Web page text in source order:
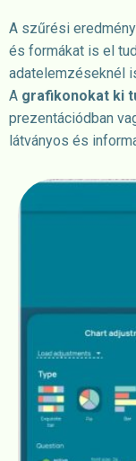
A szűrési
és formákat is el
adatelemzéseknél
A grafikonokat ki
prezentációdban
látványos és